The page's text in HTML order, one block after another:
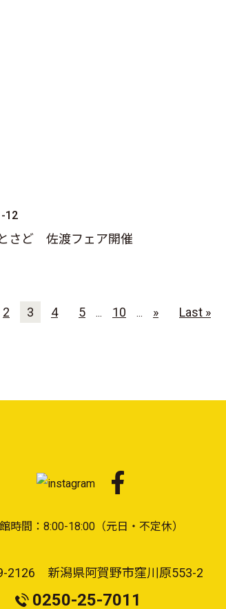
12
さど 佐渡フェア開催
2 3 4 5 ... 10 ... » Last »
2126 新潟県阿賀野市窪川原553-2
0250-25-7011